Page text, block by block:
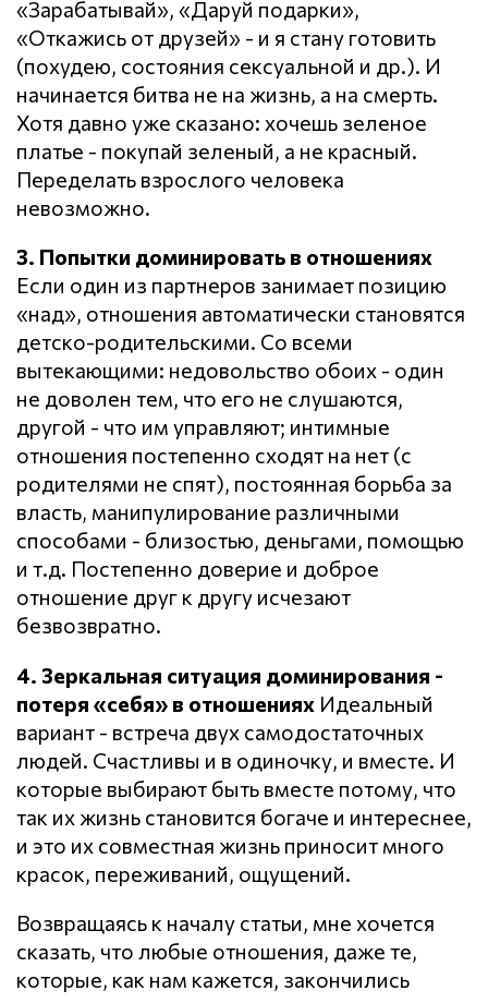
«Зарабатывай», «Даруй подарки»,
«Откажись от друзей» - и я стану готовить
(похудею, состояния сексуальной и др.). И
начинается битва не на жизнь, а на смерть.
Хотя давно уже сказано: хочешь зеленое
платье - покупай зеленый, а не красный.
Переделать взрослого человека
невозможно.
3. Попытки доминировать в отношениях
Если один из партнеров занимает позицию
«над», отношения автоматически становятся
детско-родительскими. Со всеми
вытекающими: недовольство обоих - один
не доволен тем, что его не слушаются,
другой - что им управляют; интимные
отношения постепенно сходят на нет (с
родителями не спят), постоянная борьба за
власть, манипулирование различными
способами - близостью, деньгами, помощью
и т.д. Постепенно доверие и доброе
отношение друг к другу исчезают
безвозвратно.
4. Зеркальная ситуация доминирования -
потеря «себя» в отношениях Идеальный
вариант - встреча двух самодостаточных
людей. Счастливы и в одиночку, и вместе. И
которые выбирают быть вместе потому, что
так их жизнь становится богаче и интереснее,
и это их совместная жизнь приносит много
красок, переживаний, ощущений.
Возвращаясь к началу статьи, мне хочется
сказать, что любые отношения, даже те,
которые, как нам кажется, закончились